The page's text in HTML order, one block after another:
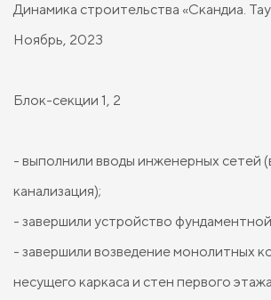
Динамика строительства «Скандиа.
Ноябрь, 2023
Блок-секции 1, 2
- выполнили вводы инженерных сетей
канализация);
- завершили устройство
- завершили возведение монолитных
несущего каркаса и стен первого